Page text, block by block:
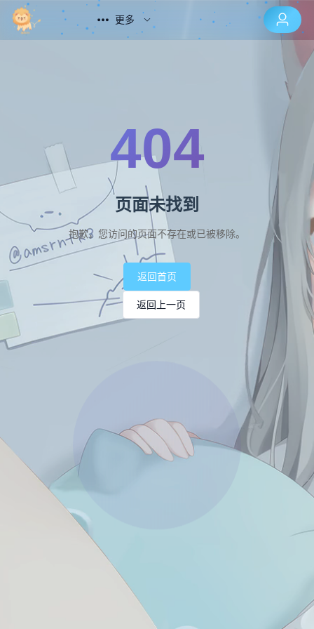
更多
404
页面未找到
抱歉，您访问的页面不存在或已被移除。
返回首页
返回上一页